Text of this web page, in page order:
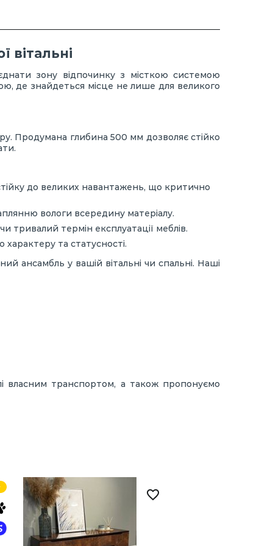
вітальні
зону відпочинку з місткою системою
де знайдеться місце не лише для великого
Продумана глибина 500 мм дозволяє стійко
до великих навантажень, що критично
вологи всередину матеріалу.
тривалий термін експлуатації меблів.
та статусності.
ансамбль у вашій вітальні чи спальні. Наші
власним транспортом, а також пропонуємо